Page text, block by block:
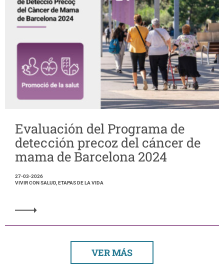
Evaluación del Programa de
detección precoz del cáncer de
mama de Barcelona 2024
27-03-2026
VIVIR CON SALUD, ETAPAS DE LA VIDA
VER MÁS